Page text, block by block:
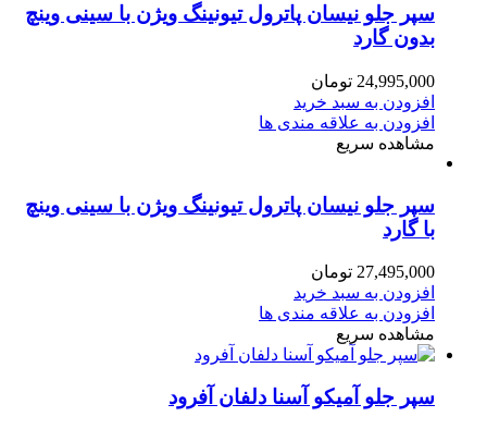
سپر جلو نیسان پاترول تیونینگ ویژن با سینی وینچ
بدون گارد
24,995,000 تومان
افزودن به سبد خرید
افزودن به علاقه مندی ها
مشاهده سریع
سپر جلو نیسان پاترول تیونینگ ویژن با سینی وینچ
با گارد
27,495,000 تومان
افزودن به سبد خرید
افزودن به علاقه مندی ها
مشاهده سریع
سپر جلو آمیکو آسنا دلفان آفرود